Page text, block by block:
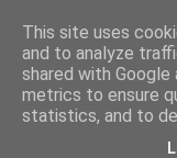
This site uses
and to analyze
shared with
metrics to ensure
statistics, and to